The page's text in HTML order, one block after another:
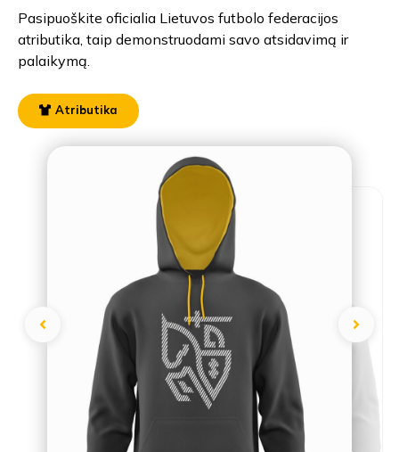
Pasipuoškite oficialia Lietuvos futbolo federacijos
atributika, taip demonstruodami savo atsidavimą ir
palaikymą.
Atributika